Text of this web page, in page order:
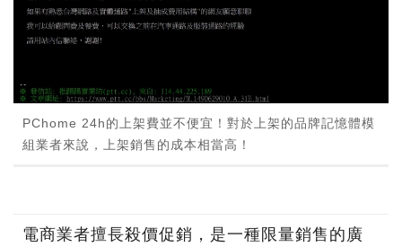
PChome 24h的上架費並不便宜！對於上架的品牌記憶體模
組業者來說，上架銷售的成本相當高！
電商業者擅長殺價促銷，是一種限量銷售的廣